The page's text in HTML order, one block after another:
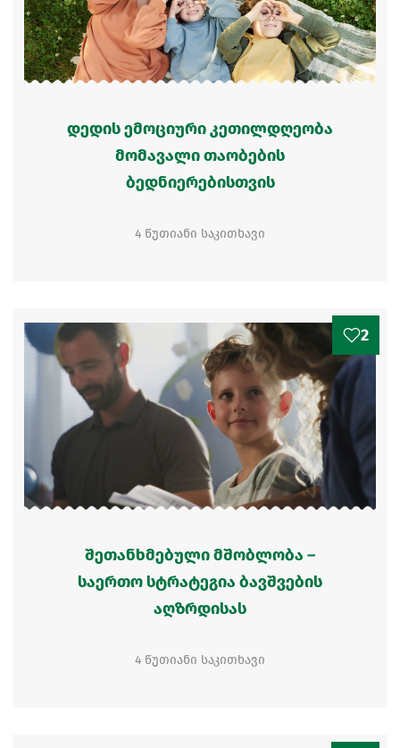
დედის ემოციური კეთილდღეობა
მომავალი თაობების
ბედნიერებისთვის
4 წუთიანი საკითხავი
2
შეთანხმებული მშობლობა –
საერთო სტრატეგია ბავშვების
აღზრდისას
4 წუთიანი საკითხავი